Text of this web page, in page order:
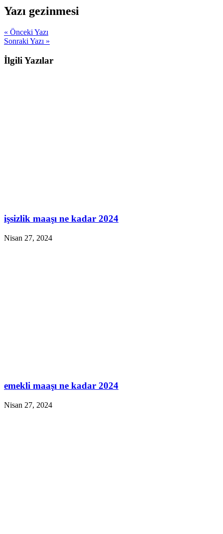
Yazı gezinmesi
« Önceki Yazı
Sonraki Yazı »
İlgili Yazılar
işsizlik maaşı ne kadar 2024
Nisan 27, 2024
emekli maaşı ne kadar 2024
Nisan 27, 2024